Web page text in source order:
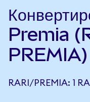
Premia
PREMIA)
RARI/PREMIA: 1